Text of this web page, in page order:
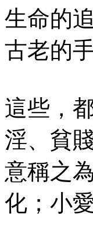
生命的
古老的
這些，
淫、貧
意稱之
化；小